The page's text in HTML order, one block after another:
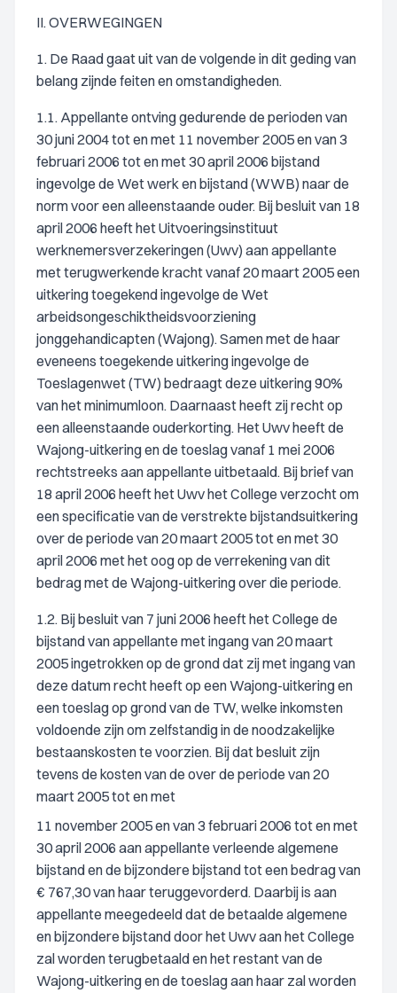
II. OVERWEGINGEN
1. De Raad gaat uit van de volgende in dit geding van
belang zijnde feiten en omstandigheden.
1.1. Appellante ontving gedurende de perioden van
30 juni 2004 tot en met 11 november 2005 en van 3
februari 2006 tot en met 30 april 2006 bijstand
ingevolge de Wet werk en bijstand (WWB) naar de
norm voor een alleenstaande ouder. Bij besluit van 18
april 2006 heeft het Uitvoeringsinstituut
werknemersverzekeringen (Uwv) aan appellante
met terugwerkende kracht vanaf 20 maart 2005 een
uitkering toegekend ingevolge de Wet
arbeidsongeschiktheidsvoorziening
jonggehandicapten (Wajong). Samen met de haar
eveneens toegekende uitkering ingevolge de
Toeslagenwet (TW) bedraagt deze uitkering 90%
van het minimumloon. Daarnaast heeft zij recht op
een alleenstaande ouderkorting. Het Uwv heeft de
Wajong-uitkering en de toeslag vanaf 1 mei 2006
rechtstreeks aan appellante uitbetaald. Bij brief van
18 april 2006 heeft het Uwv het College verzocht om
een specificatie van de verstrekte bijstandsuitkering
over de periode van 20 maart 2005 tot en met 30
april 2006 met het oog op de verrekening van dit
bedrag met de Wajong-uitkering over die periode.
1.2. Bij besluit van 7 juni 2006 heeft het College de
bijstand van appellante met ingang van 20 maart
2005 ingetrokken op de grond dat zij met ingang van
deze datum recht heeft op een Wajong-uitkering en
een toeslag op grond van de TW, welke inkomsten
voldoende zijn om zelfstandig in de noodzakelijke
bestaanskosten te voorzien. Bij dat besluit zijn
tevens de kosten van de over de periode van 20
maart 2005 tot en met
11 november 2005 en van 3 februari 2006 tot en met
30 april 2006 aan appellante verleende algemene
bijstand en de bijzondere bijstand tot een bedrag van
€ 767,30 van haar teruggevorderd. Daarbij is aan
appellante meegedeeld dat de betaalde algemene
en bijzondere bijstand door het Uwv aan het College
zal worden terugbetaald en het restant van de
Wajong-uitkering en de toeslag aan haar zal worden